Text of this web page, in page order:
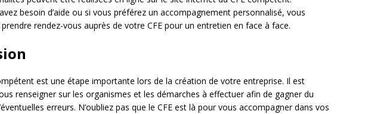
besoin d’aide ou si vous préférez un accompagnement personnalisé, vous
rendez-vous auprès de votre CFE pour un entretien en face à face.
est une étape importante lors de la création de votre entreprise. Il est
renseigner sur les organismes et les démarches à effectuer afin de gagner du
erreurs. N’oubliez pas que le CFE est là pour vous accompagner dans vos